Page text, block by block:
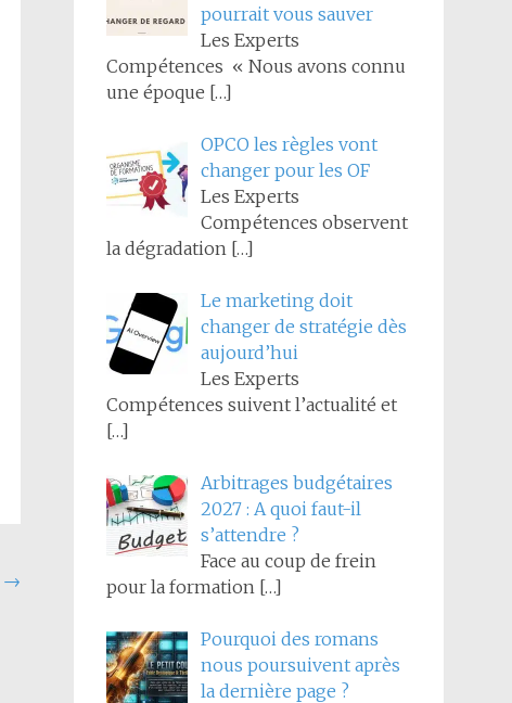
→
pourrait vous sauver
Les Experts
Compétences « Nous avons connu
une époque […]
OPCO les règles vont
changer pour les OF
Les Experts
Compétences observent
la dégradation […]
Le marketing doit
changer de stratégie dès
aujourd’hui
Les Experts
Compétences suivent l’actualité et
[…]
Arbitrages budgétaires
2027 : A quoi faut-il
s’attendre ?
Face au coup de frein
pour la formation […]
Pourquoi des romans
nous poursuivent après
la dernière page ?